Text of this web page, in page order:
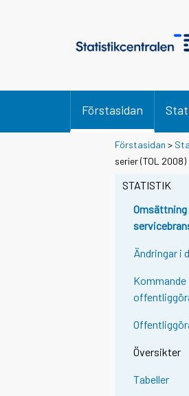
Förstasidan
Förstasidan >
serier (TOL 2008)
STATISTIK
Ändringar i
Kommande
Översikter
Tabeller